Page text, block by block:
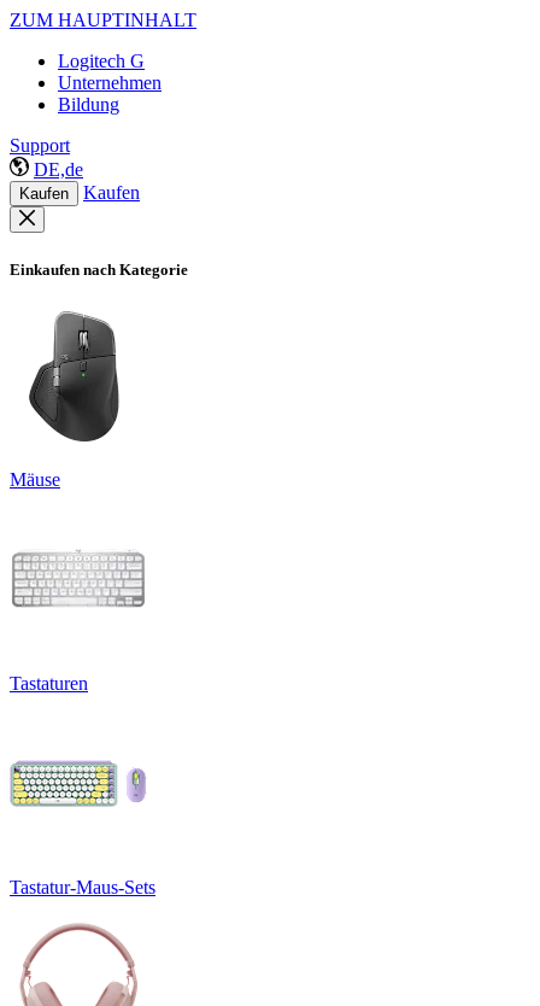
ZUM HAUPTINHALT
Logitech G
Unternehmen
Bildung
Support
DE,de
Kaufen Kaufen
Einkaufen nach Kategorie
Mäuse
Tastaturen
Tastatur-Maus-Sets